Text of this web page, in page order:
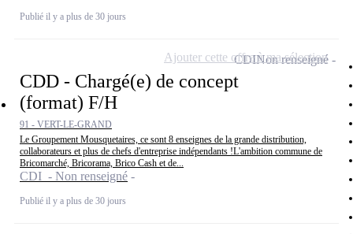
Publié il y a plus de 30 jours
CDD - Chargé(e) de concept
(format) F/H
91 - VERT-LE-GRAND
Le Groupement Mousquetaires, ce sont 8 enseignes de la grande distribution,
collaborateurs et plus de chefs d'entreprise indépendants !L'ambition commune de
Bricomarché, Bricorama, Brico Cash et de...
CDI - Non renseigné
Publié il y a plus de 30 jours
CDINon renseigné
Ajouter cette offre à ma sélection